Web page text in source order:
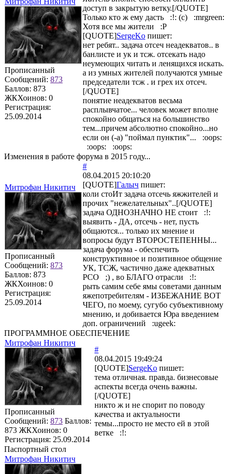
Прописанный
Сообщений: 873
Баллов: 873
ЖКХоинов: 0
Регистрация:
25.09.2014
доступ в закрытую ветку.[/QUOTE]
Только кто ж ему дасть :!: (с) :mrgreen:
Хотя все мы жители :P
[QUOTE]SergeKo пишет:
нет ребят.. задача отсеч неадекватов.. в
банлисте и ук и тсж. отсекать надо
неумеющих читать и ленящихся искать.
а из умных жителей получаются умные
председатели тсж . и грех их отсеч.
[/QUOTE]
понятие неадекватов весьма
расплывчатое... человек может вполне
спокойно общаться на большинство
тем...причем абсолютно спокойно...но
если он (-а) "поймал пунктик"... :oops:
:oops: :oops:
Изменения в работе форума в 2015 году...
Митрофан Никитич
Прописанный
Сообщений: 873
Баллов: 873
ЖКХоинов: 0
Регистрация:
25.09.2014
#
08.04.2015 20:10:20
[QUOTE]Галыч пишет:
коли стоИт задача отсечь яжжителей и
прочих "нежелательных"..[/QUOTE]
задача ОДНОЗНАЧНО НЕ стоит :!:
выявить - ДА, отсечь - нет, пусть
общаются... только их мнение и
вопросы будут ВТОРОСТЕПЕННЫ...
задача форума - обеспечить
конструктивное и позитивное общение
УК, ТСЖ, частично даже адекватных
РСО ;) , во БЛАГО отрасли :!:
рыть самим себе ямы советами данным
яжепотребителям - ИЗБЕЖАНИЕ ВОТ
ЧЕГО, по моему, сугубо субъективному
мнению, и добивается Юра введением
доп. ограничений :ugeek:
ПРОГРАММНОЕ ОБЕСПЕЧЕНИЕ
Митрофан Никитич
Прописанный
Сообщений: 873 Баллов:
873 ЖКХоинов: 0
Регистрация: 25.09.2014
#
08.04.2015 19:49:24
[QUOTE]SergeKo пишет:
тема отличная. правда. бизнесовые
аспекты всегда очень важны.
[/QUOTE]
никто ж и не спорит по поводу
качества и актуальности
темы...просто не место ей в этой
ветке :!:
Паспортный стол
Митрофан Никитич